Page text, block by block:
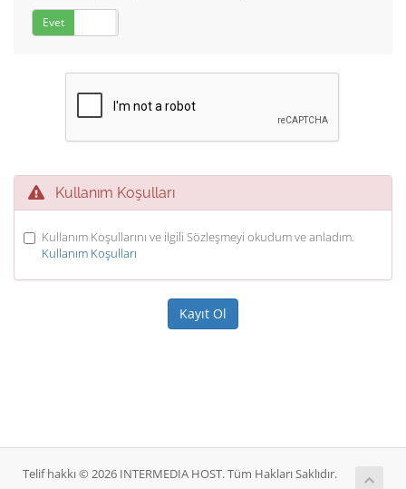
Evet
Kullanım Koşulları
Kullanım Koşullarını ve ilgili Sözleşmeyi okudum ve anladım.
Kullanım Koşulları
Telif hakkı © 2026 INTERMEDIA HOST. Tüm Hakları Saklıdır.